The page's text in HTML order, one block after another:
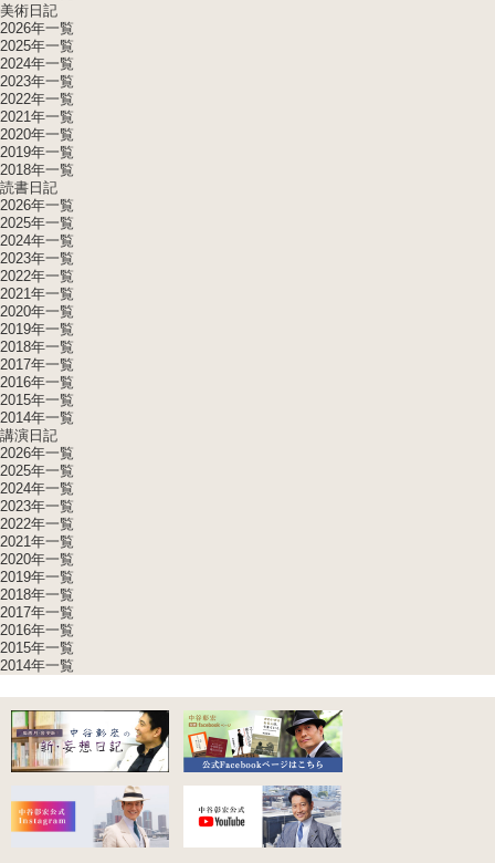
美術日記
2026年一覧
2025年一覧
2024年一覧
2023年一覧
2022年一覧
2021年一覧
2020年一覧
2019年一覧
2018年一覧
読書日記
2026年一覧
2025年一覧
2024年一覧
2023年一覧
2022年一覧
2021年一覧
2020年一覧
2019年一覧
2018年一覧
2017年一覧
2016年一覧
2015年一覧
2014年一覧
講演日記
2026年一覧
2025年一覧
2024年一覧
2023年一覧
2022年一覧
2021年一覧
2020年一覧
2019年一覧
2018年一覧
2017年一覧
2016年一覧
2015年一覧
2014年一覧